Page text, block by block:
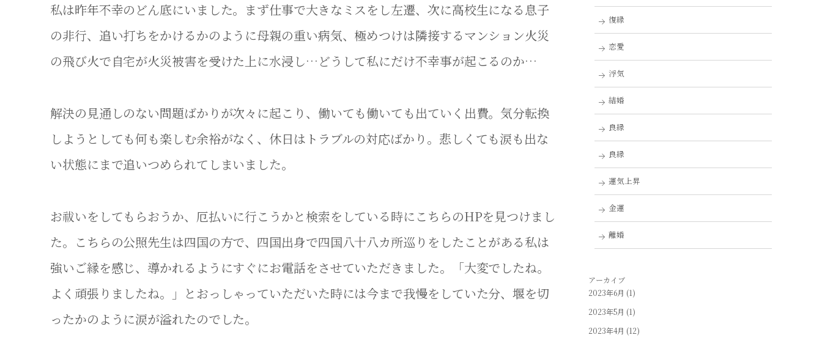
私は昨年不幸のどん底にいました。まず仕事で大きなミスをし左遷、次に高校生になる息子
の非行、追い打ちをかけるかのように母親の重い病気、極めつけは隣接するマンション火災
の飛び火で自宅が火災被害を受けた上に水浸し…どうして私にだけ不幸事が起こるのか…
解決の見通しのない問題ばかりが次々に起こり、働いても働いても出ていく出費。気分転換
しようとしても何も楽しむ余裕がなく、休日はトラブルの対応ばかり。悲しくても涙も出な
い状態にまで追いつめられてしまいました。
お祓いをしてもらおうか、厄払いに行こうかと検索をしている時にこちらのHPを見つけまし
た。こちらの公照先生は四国の方で、四国出身で四国八十八カ所巡りをしたことがある私は
強いご縁を感じ、導かれるようにすぐにお電話をさせていただきました。「大変でしたね。
よく頑張りましたね。」とおっしゃっていただいた時には今まで我慢をしていた分、堰を切
ったかのように涙が溢れたのでした。
復縁
恋愛
浮気
結婚
良縁
良縁
運気上昇
金運
離婚
アーカイブ
2023年6月 (1)
2023年5月 (1)
2023年4月 (12)